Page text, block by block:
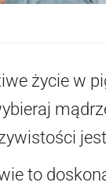
życie w
to